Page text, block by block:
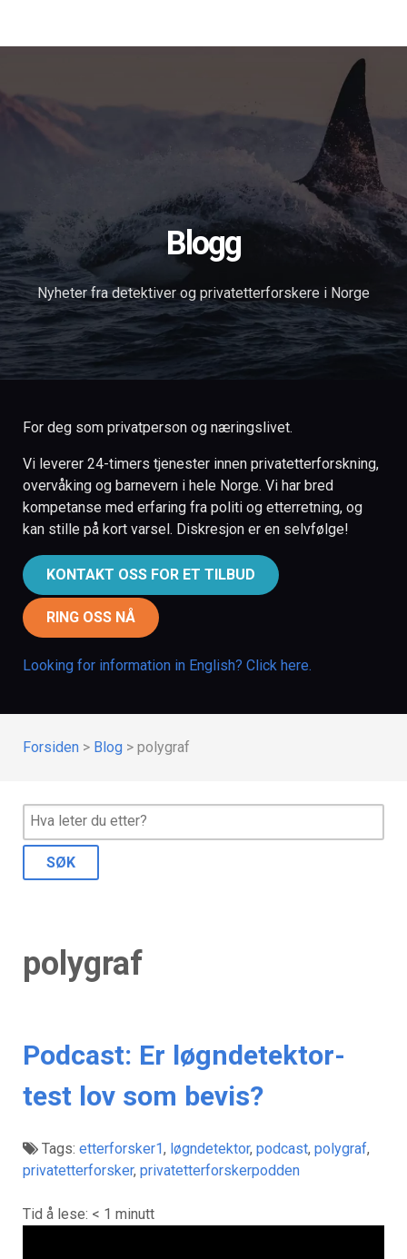
Blogg
Nyheter fra detektiver og privatetterforskere i Norge
For deg som privatperson og næringslivet.
Vi leverer 24-timers tjenester innen privatetterforskning,
overvåking og barnevern i hele Norge. Vi har bred
kompetanse med erfaring fra politi og etterretning, og
kan stille på kort varsel. Diskresjon er en selvfølge!
KONTAKT OSS FOR ET TILBUD
RING OSS NÅ
Looking for information in English? Click here.
Forsiden > Blog > polygraf
polygraf
Podcast: Er løgndetektor-
test lov som bevis?
Tags: etterforsker1, løgndetektor, podcast, polygraf,
privatetterforsker, privatetterforskerpodden
Tid å lese: < 1 minutt